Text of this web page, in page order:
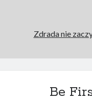
Zdrada nie
Be